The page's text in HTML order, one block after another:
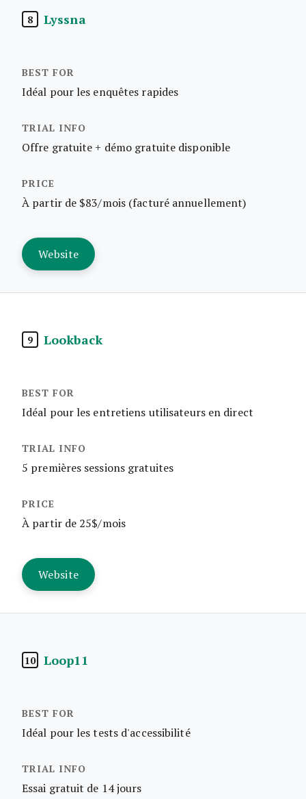
8 Lyssna
Idéal pour les enquêtes rapides
Offre gratuite + démo gratuite disponible
À partir de $83/mois (facturé annuellement)
Website
9 Lookback
Idéal pour les entretiens utilisateurs en direct
5 premières sessions gratuites
À partir de 25$/mois
Website
10 Loop11
Idéal pour les tests d'accessibilité
Essai gratuit de 14 jours